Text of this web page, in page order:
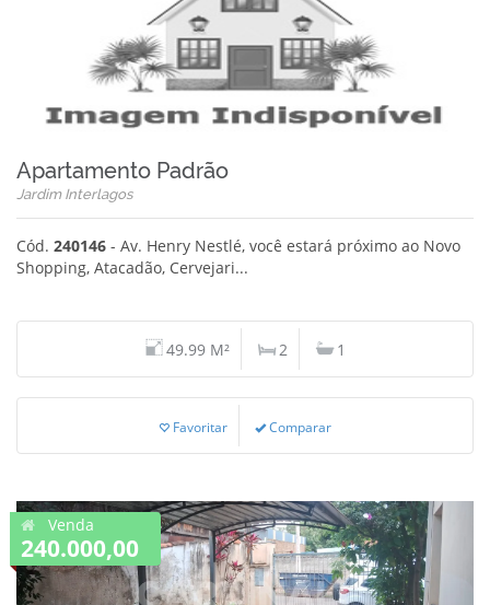
Apartamento Padrão
Jardim Interlagos
Cód. 240146 - Av. Henry Nestlé, você estará próximo ao Novo
Shopping, Atacadão, Cervejari...
49.99 M² 2 1
Favoritar Comparar
Venda
240.000,00